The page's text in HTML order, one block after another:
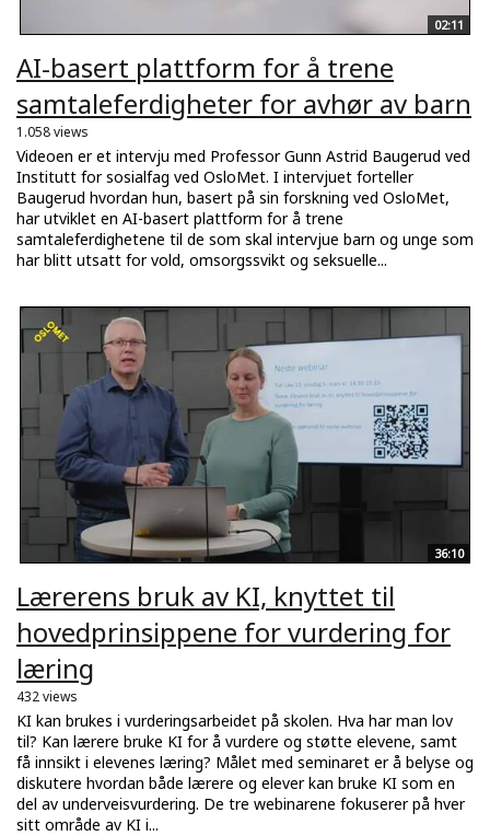
02:11
AI-basert plattform for å trene
samtaleferdigheter for avhør av barn
1.058 views
Videoen er et intervju med Professor Gunn Astrid Baugerud ved
Institutt for sosialfag ved OsloMet. I intervjuet forteller
Baugerud hvordan hun, basert på sin forskning ved OsloMet,
har utviklet en AI-basert plattform for å trene
samtaleferdighetene til de som skal intervjue barn og unge som
har blitt utsatt for vold, omsorgssvikt og seksuelle...
36:10
Lærerens bruk av KI, knyttet til
hovedprinsippene for vurdering for
læring
432 views
KI kan brukes i vurderingsarbeidet på skolen. Hva har man lov
til? Kan lærere bruke KI for å vurdere og støtte elevene, samt
få innsikt i elevenes læring? Målet med seminaret er å belyse og
diskutere hvordan både lærere og elever kan bruke KI som en
del av underveisvurdering. De tre webinarene fokuserer på hver
sitt område av KI i...